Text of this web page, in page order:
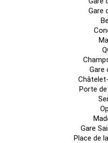
Gare
Gare
Porte
Gare
Place de